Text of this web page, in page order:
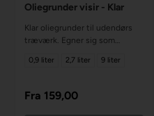
Oliegrunder visir - Klar
Klar oliegrunder til udendørs
træværk. Egner sig som
træbeskyttelse påføres
0,9 liter 2,7 liter 9 liter
Fra 159,00